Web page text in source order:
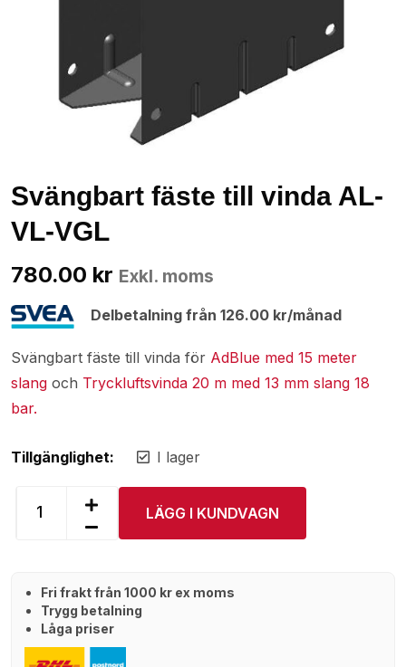
Delbetalning från 126.00 kr/månad
780.00 kr Exkl. moms
Svängbart fäste till vinda AL-
VL-VGL
Svängbart fäste till vinda för AdBlue med 15 meter
slang och Tryckluftsvinda 20 m med 13 mm slang 18
bar.
Tillgänglighet: I lager
LÄGG I KUNDVAGN
Fri frakt från 1000 kr ex moms
Trygg betalning
Låga priser